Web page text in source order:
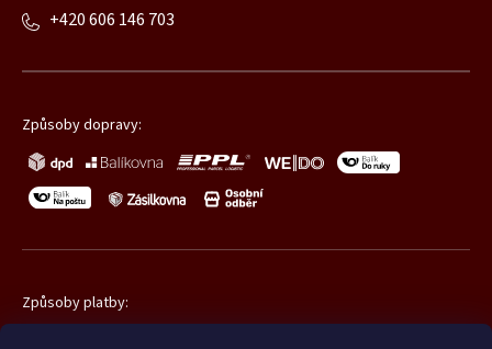
+420 606 146 703
Způsoby dopravy:
Způsoby platby: